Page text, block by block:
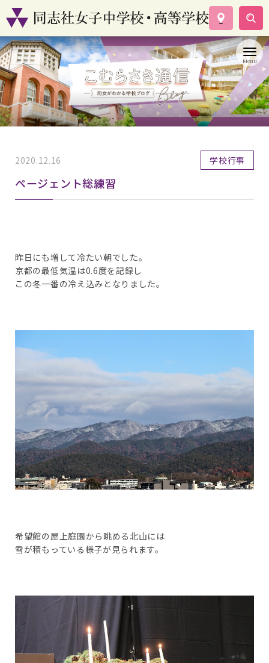
学校案内
コース紹介
学校生活
入試情報
資料請求
2020.12.16 学校行事
ページェント総練習
昨日にも増して冷たい朝でした。
京都の最低気温は0.6度を記録し
この冬一番の冷え込みとなりました。
希望館の屋上庭園から眺める北山には
雪が積もっている様子が見られます。